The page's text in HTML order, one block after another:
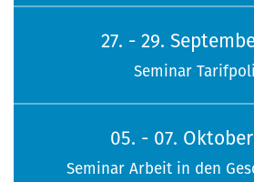
27. - 29.
Seminar
05. - 07.
Seminar Arbeit in den